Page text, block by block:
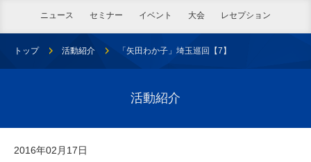
ニュース セミナー イベント 大会 レセプション
トップ 活動紹介 「矢田わか子」埼玉巡回【7】
活動紹介
2016年02月17日